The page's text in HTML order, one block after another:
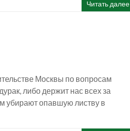
Читать далее
Москвы по вопросам
либо держит нас всех за
убирают опавшую листву в